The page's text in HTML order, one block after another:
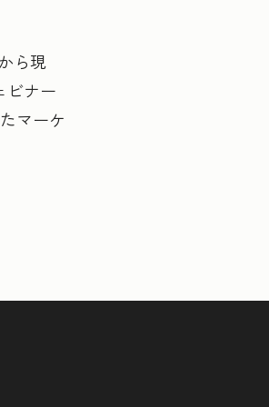
ら現
ビナー
マーケ